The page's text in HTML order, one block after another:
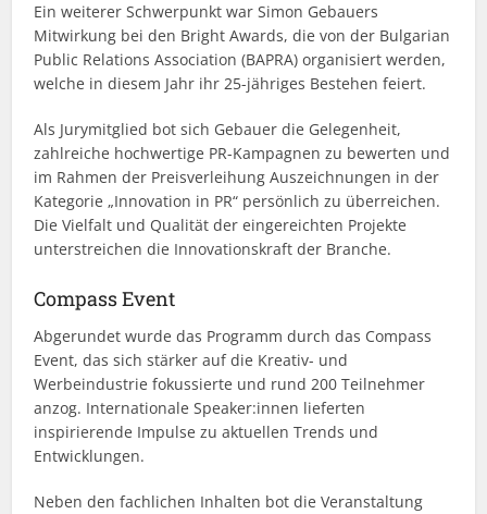
Ein weiterer Schwerpunkt war Simon Gebauers
Mitwirkung bei den Bright Awards, die von der Bulgarian
Public Relations Association (BAPRA) organisiert werden,
welche in diesem Jahr ihr 25-jähriges Bestehen feiert.
Als Jurymitglied bot sich Gebauer die Gelegenheit,
zahlreiche hochwertige PR-Kampagnen zu bewerten und
im Rahmen der Preisverleihung Auszeichnungen in der
Kategorie „Innovation in PR“ persönlich zu überreichen.
Die Vielfalt und Qualität der eingereichten Projekte
unterstreichen die Innovationskraft der Branche.
Compass Event
Abgerundet wurde das Programm durch das Compass
Event, das sich stärker auf die Kreativ- und
Werbeindustrie fokussierte und rund 200 Teilnehmer
anzog. Internationale Speaker:innen lieferten
inspirierende Impulse zu aktuellen Trends und
Entwicklungen.
Neben den fachlichen Inhalten bot die Veranstaltung